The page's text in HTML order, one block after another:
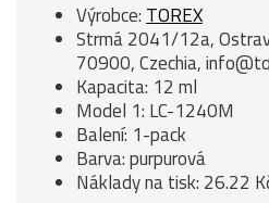
Výrobce: TOREX
Strmá 2041/12a,
70900, Czechia,
Kapacita: 12 ml
Model 1: LC-1240M
Balení: 1-pack
Barva: purpurová
Náklady na tisk: 26.22